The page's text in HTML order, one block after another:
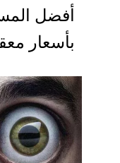
أفضل
بأسعار